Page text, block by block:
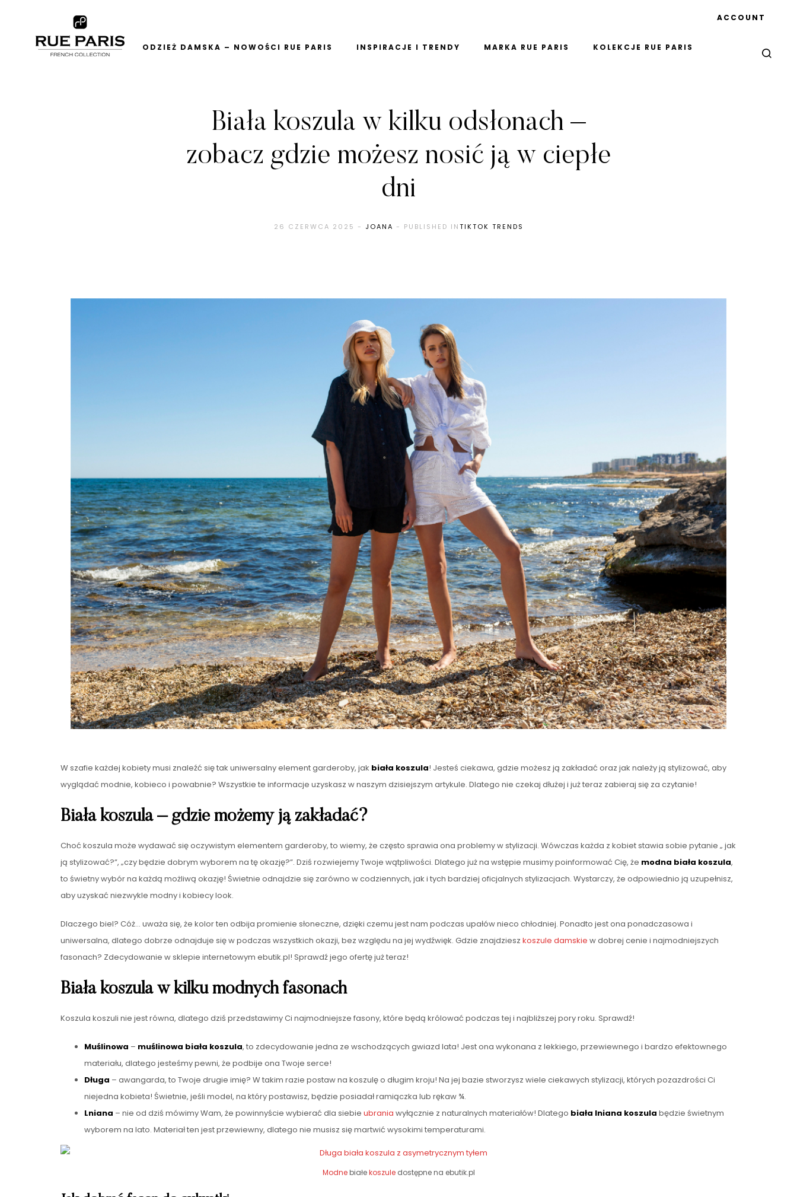
ODZIEŻ DAMSKA – NOWOŚCI RUE PARIS INSPIRACJE I TRENDY MARKA RUE PARIS KOLEKCJE RUE PARIS
ACCOUNT
Biała koszula w kilku odsłonach –
zobacz gdzie możesz nosić ją w ciepłe
dni
26 CZERWCA 2025 - JOANA - PUBLISHED INTIKTOK TRENDS
W szafie każdej kobiety musi znaleźć się tak uniwersalny element garderoby, jak biała koszula! Jesteś ciekawa, gdzie możesz ją zakładać oraz jak należy ją stylizować, aby
wyglądać modnie, kobieco i powabnie? Wszystkie te informacje uzyskasz w naszym dzisiejszym artykule. Dlatego nie czekaj dłużej i już teraz zabieraj się za czytanie!
Biała koszula – gdzie możemy ją zakładać?
Choć koszula może wydawać się oczywistym elementem garderoby, to wiemy, że często sprawia ona problemy w stylizacji. Wówczas każda z kobiet stawia sobie pytanie „ jak
ją stylizować?”, „czy będzie dobrym wyborem na tę okazję?”. Dziś rozwiejemy Twoje wątpliwości. Dlatego już na wstępie musimy poinformować Cię, że modna biała koszula,
to świetny wybór na każdą możliwą okazję! Świetnie odnajdzie się zarówno w codziennych, jak i tych bardziej oficjalnych stylizacjach. Wystarczy, że odpowiednio ją uzupełnisz,
aby uzyskać niezwykle modny i kobiecy look.
Dlaczego biel? Cóż… uważa się, że kolor ten odbija promienie słoneczne, dzięki czemu jest nam podczas upałów nieco chłodniej. Ponadto jest ona ponadczasowa i
uniwersalna, dlatego dobrze odnajduje się w podczas wszystkich okazji, bez względu na jej wydźwięk. Gdzie znajdziesz koszule damskie w dobrej cenie i najmodniejszych
fasonach? Zdecydowanie w sklepie internetowym ebutik.pl! Sprawdź jego ofertę już teraz!
Biała koszula w kilku modnych fasonach
Koszula koszuli nie jest równa, dlatego dziś przedstawimy Ci najmodniejsze fasony, które będą królować podczas tej i najbliższej pory roku. Sprawdź!
Muślinowa – muślinowa biała koszula, to zdecydowanie jedna ze wschodzących gwiazd lata! Jest ona wykonana z lekkiego, przewiewnego i bardzo efektownego
materiału, dlatego jesteśmy pewni, że podbije ona Twoje serce!
Długa – awangarda, to Twoje drugie imię? W takim razie postaw na koszulę o długim kroju! Na jej bazie stworzysz wiele ciekawych stylizacji, których pozazdrości Ci
niejedna kobieta! Świetnie, jeśli model, na który postawisz, będzie posiadał ramiączka lub rękaw ¾.
Lniana – nie od dziś mówimy Wam, że powinnyście wybierać dla siebie ubrania wyłącznie z naturalnych materiałów! Dlatego biała lniana koszula będzie świetnym
wyborem na lato. Materiał ten jest przewiewny, dlatego nie musisz się martwić wysokimi temperaturami.
Modnebiałekoszuledostępne na ebutik.pl